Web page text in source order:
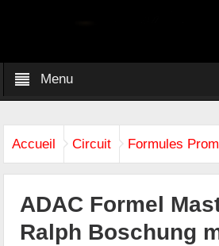
Menu
Accueil Circuit Formules
ADAC Formel
Ralph Boschung